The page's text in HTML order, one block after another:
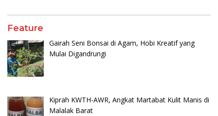
Feature
Gairah Seni Bonsai di Agam, Hobi Kreatif yang
Mulai Digandrungi
Kiprah KWTH-AWR, Angkat Martabat Kulit Manis di
Malalak Barat